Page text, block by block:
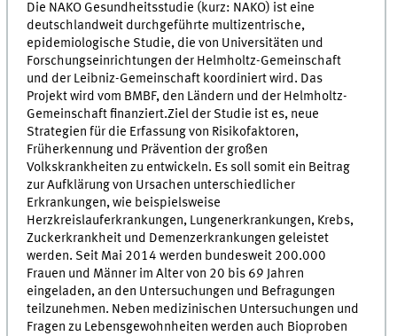
Die NAKO Gesundheitsstudie (kurz: NAKO) ist eine
deutschlandweit durchgeführte multizentrische,
epidemiologische Studie, die von Universitäten und
Forschungseinrichtungen der Helmholtz-Gemeinschaft
und der Leibniz-Gemeinschaft koordiniert wird. Das
Projekt wird vom BMBF, den Ländern und der Helmholtz-
Gemeinschaft finanziert.Ziel der Studie ist es, neue
Strategien für die Erfassung von Risikofaktoren,
Früherkennung und Prävention der großen
Volkskrankheiten zu entwickeln. Es soll somit ein Beitrag
zur Aufklärung von Ursachen unterschiedlicher
Erkrankungen, wie beispielsweise
Herzkreislauferkrankungen, Lungenerkrankungen, Krebs,
Zuckerkrankheit und Demenzerkrankungen geleistet
werden. Seit Mai 2014 werden bundesweit 200.000
Frauen und Männer im Alter von 20 bis 69 Jahren
eingeladen, an den Untersuchungen und Befragungen
teilzunehmen. Neben medizinischen Untersuchungen und
Fragen zu Lebensgewohnheiten werden auch Bioproben